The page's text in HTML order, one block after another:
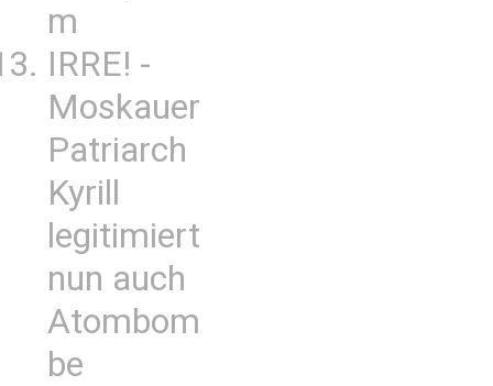
m
IRRE! -
Moskauer
Patriarch
Kyrill
legitimiert
nun auch
Atombom
be